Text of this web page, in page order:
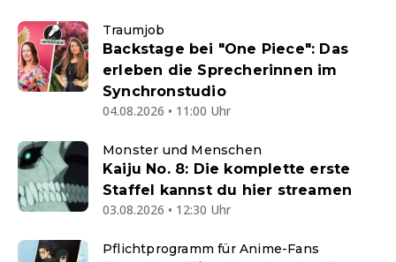
Traumjob
Backstage bei "One Piece": Das
erleben die Sprecherinnen im
Synchronstudio
04.08.2026 • 11:00 Uhr
Monster und Menschen
Kaiju No. 8: Die komplette erste
Staffel kannst du hier streamen
03.08.2026 • 12:30 Uhr
Pflichtprogramm für Anime-Fans